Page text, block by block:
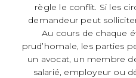
règle le conflit. Si les
demandeur peut
Au cours de chaque
prud’homale, les parties
un avocat, un membre
salarié, employeur ou